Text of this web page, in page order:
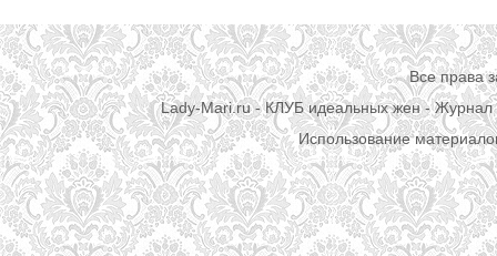
Все права
Lady-Mari.ru - КЛУБ идеальных жен - Журнал
Использование